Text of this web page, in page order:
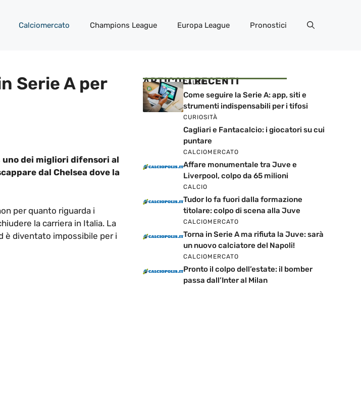
Calciomercato Champions League Europa League Pronostici
Serie A per
dei migliori difensori al
dal Chelsea dove la
per quanto riguarda i
la carriera in Italia. La
è diventato impossibile per i
ARTICOLI RECENTI
CALCIO
Come seguire la Serie A: app, siti e
strumenti indispensabili per i tifosi
CURIOSITÀ
Cagliari e Fantacalcio: i giocatori su cui
puntare
CALCIOMERCATO
Affare monumentale tra Juve e
Liverpool, colpo da 65 milioni
CALCIO
Tudor lo fa fuori dalla formazione
titolare: colpo di scena alla Juve
CALCIOMERCATO
Torna in Serie A ma rifiuta la Juve: sarà
un nuovo calciatore del Napoli!
CALCIOMERCATO
Pronto il colpo dell’estate: il bomber
passa dall’Inter al Milan